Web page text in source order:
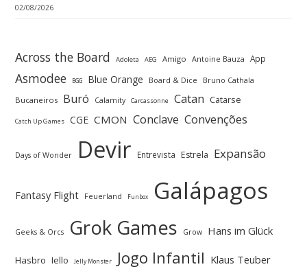
02/08/2026
Across the Board Adoleta AEG Amigo Antoine Bauza App
Asmodee BGG Blue Orange Board & Dice
Bruno Cathala
Bucaneiros Buró Calamity Carcassonne Catan Catarse
Catch Up Games CGE CMON Conclave Convenções
Days of Wonder Devir Entrevista Estrela Expansão
Fantasy Flight Feuerland Funbox Galápagos
Geeks & Orcs Grok Games Grow Hans im Glück
Hasbro Iello Jelly Monster Jogo Infantil Klaus Teuber